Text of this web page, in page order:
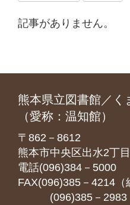
記事がありません。
熊本県立図書館／く
（愛称：温知館）
〒862－8612
熊本市中央区出水2丁
電話(096)384－5000
FAX(096)385－4214（
(096)385－2983（